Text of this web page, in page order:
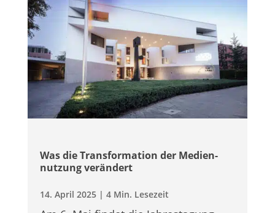
Was die Trans­for­ma­tion der Medi­en­
nut­zung verändert
14. April 2025| 4 Min. Lesezeit